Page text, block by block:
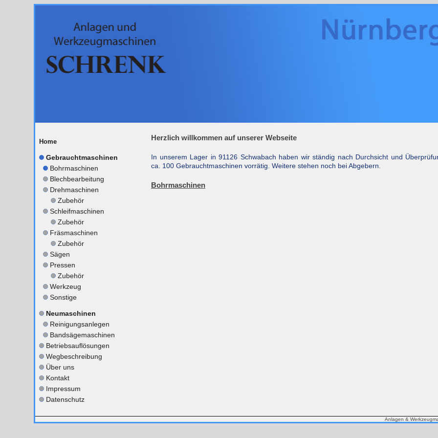
Home
Gebrauchtmaschinen
Bohrmaschinen
Blechbearbeitung
Drehmaschinen
Zubehör
Schleifmaschinen
Zubehör
Fräsmaschinen
Zubehör
Sägen
Pressen
Zubehör
Werkzeug
Sonstige
Neumaschinen
Reinigungsanlegen
Bandsägemaschinen
Betriebsauflösungen
Wegbeschreibung
Über uns
Kontakt
Impressum
Datenschutz
Herzlich willkommen auf unserer Webseite
In unserem Lager in 91126 Schwabach haben wir ständig nach Durchsicht und
ca. 100 Gebrauchtmaschinen vorrätig. Weitere stehen noch bei Abgebern.
Bohrmaschinen
Anlagen &